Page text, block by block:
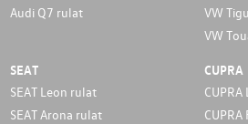
Audi Q7 rulat
VW
VW
SEAT
SEAT Leon rulat
SEAT Arona rulat
CUPRA